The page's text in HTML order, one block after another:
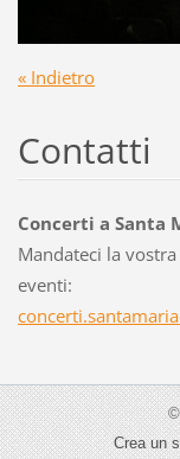
« Indietro
Contatti
Concerti a Santa
Mandateci la
eventi:
concerti.santama
©
Crea un